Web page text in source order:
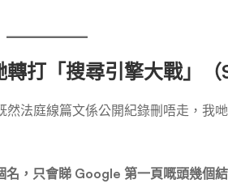
打「搜尋引擎大戰」（
法庭線篇文係公開紀錄刪唔走，我
，只會睇 Google 第一頁嘅頭幾個